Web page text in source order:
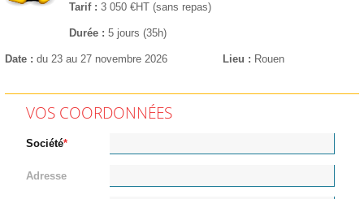
Tarif 3 050 €HT (sans repas)
Durée 5 jours (35h)
Date du 23 au 27 novembre 2026 Lieu Rouen
VOS COORDONNÉES
Société
Adresse